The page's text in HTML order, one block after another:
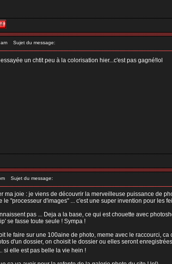
Sujet du message:
un chtit peu à la colorisation hier...c'est pas gagné!lol
Sujet du message:
ma joie : je viens de découvrir la merveilleuse puissance de
le "processeur d'images" ... c'est une super invention pour les
pas ... Deja a la base, ce qui est chouette avec
se fasse toute seule ! Sympa !
le faire sur une 100aine de photo, meme avec le raccourci,
d'un dossier, on choisit le dossier ou elles seront
si elle est pas belle la vie hein !